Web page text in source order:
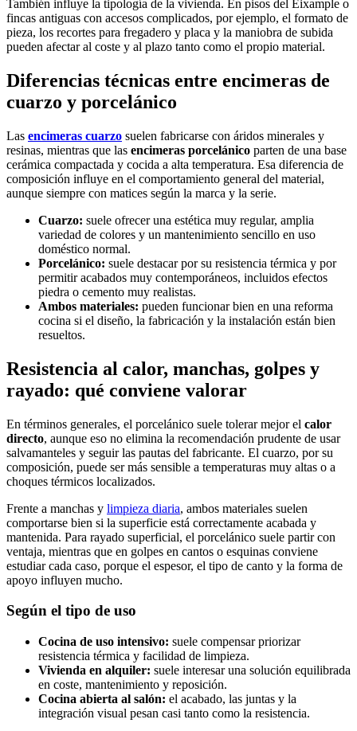
También influye la tipología de la vivienda. En pisos del Eixample o
fincas antiguas con accesos complicados, por ejemplo, el formato de
pieza, los recortes para fregadero y placa y la maniobra de subida
pueden afectar al coste y al plazo tanto como el propio material.
Diferencias técnicas entre encimeras de
cuarzo y porcelánico
Las encimeras cuarzo suelen fabricarse con áridos minerales y
resinas, mientras que las encimeras porcelánico parten de una base
cerámica compactada y cocida a alta temperatura. Esa diferencia de
composición influye en el comportamiento general del material,
aunque siempre con matices según la marca y la serie.
Cuarzo: suele ofrecer una estética muy regular, amplia
variedad de colores y un mantenimiento sencillo en uso
doméstico normal.
Porcelánico: suele destacar por su resistencia térmica y por
permitir acabados muy contemporáneos, incluidos efectos
piedra o cemento muy realistas.
Ambos materiales: pueden funcionar bien en una reforma
cocina si el diseño, la fabricación y la instalación están bien
resueltos.
Resistencia al calor, manchas, golpes y
rayado: qué conviene valorar
En términos generales, el porcelánico suele tolerar mejor el calor
directo, aunque eso no elimina la recomendación prudente de usar
salvamanteles y seguir las pautas del fabricante. El cuarzo, por su
composición, puede ser más sensible a temperaturas muy altas o a
choques térmicos localizados.
Frente a manchas y limpieza diaria, ambos materiales suelen
comportarse bien si la superficie está correctamente acabada y
mantenida. Para rayado superficial, el porcelánico suele partir con
ventaja, mientras que en golpes en cantos o esquinas conviene
estudiar cada caso, porque el espesor, el tipo de canto y la forma de
apoyo influyen mucho.
Según el tipo de uso
Cocina de uso intensivo: suele compensar priorizar
resistencia térmica y facilidad de limpieza.
Vivienda en alquiler: suele interesar una solución equilibrada
en coste, mantenimiento y reposición.
Cocina abierta al salón: el acabado, las juntas y la
integración visual pesan casi tanto como la resistencia.